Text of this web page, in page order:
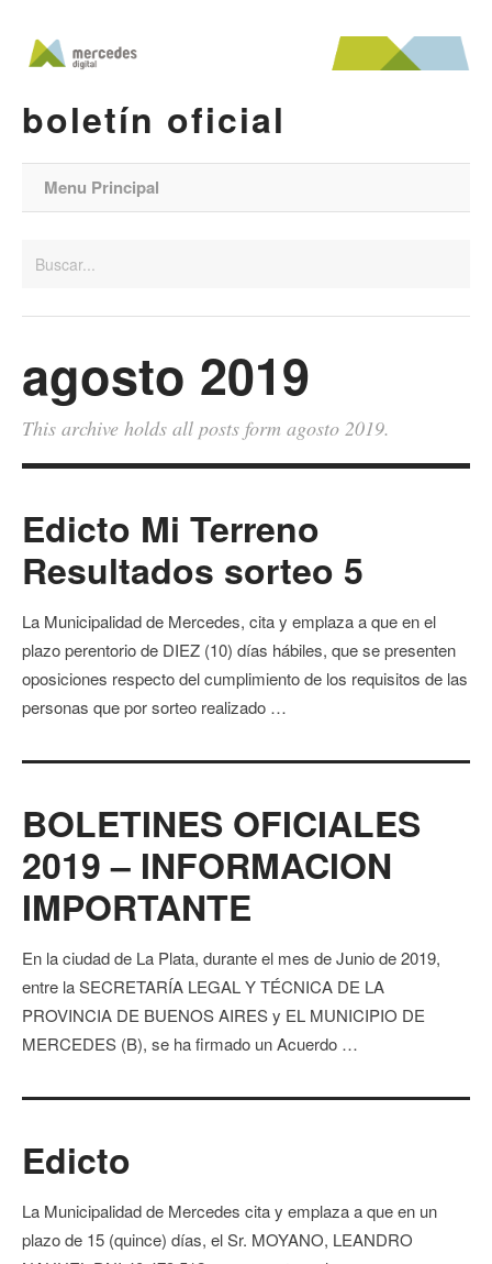
boletín oficial
Menu Principal
agosto 2019
This archive holds all posts form agosto 2019.
Edicto Mi Terreno
Resultados sorteo 5
La Municipalidad de Mercedes, cita y emplaza a que en el
plazo perentorio de DIEZ (10) días hábiles, que se presenten
oposiciones respecto del cumplimiento de los requisitos de las
personas que por sorteo realizado …
BOLETINES OFICIALES
2019 – INFORMACION
IMPORTANTE
En la ciudad de La Plata, durante el mes de Junio de 2019,
entre la SECRETARÍA LEGAL Y TÉCNICA DE LA
PROVINCIA DE BUENOS AIRES y EL MUNICIPIO DE
MERCEDES (B), se ha firmado un Acuerdo …
Edicto
La Municipalidad de Mercedes cita y emplaza a que en un
plazo de 15 (quince) días, el Sr. MOYANO, LEANDRO